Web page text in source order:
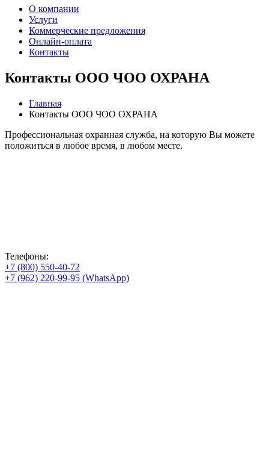
О компании
Услуги
Коммерческие предложения
Онлайн-оплата
Контакты
Контакты ООО ЧОО ОХРАНА
Главная
Контакты ООО ЧОО ОХРАНА
Профессиональная охранная служба, на которую Вы можете
положиться в любое время, в любом месте.
Телефоны:
+7 (800) 550-40-72
+7 (962) 220-99-95 (WhatsApp)